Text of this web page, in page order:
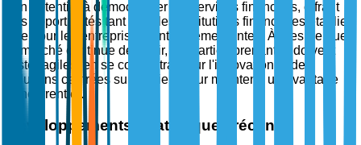
son potentiel à démocratiser les services financiers, offrant
des opportunités tant pour les institutions financières établies
que pour les entreprises Fintech émergentes. À mesure que
le marché continue de mûrir, les parties prenantes doivent
rester agiles, en se concentrant sur l'innovation et des
solutions centrées sur le client pour maintenir un avantage
concurrentiel.
Développements stratégiques récents